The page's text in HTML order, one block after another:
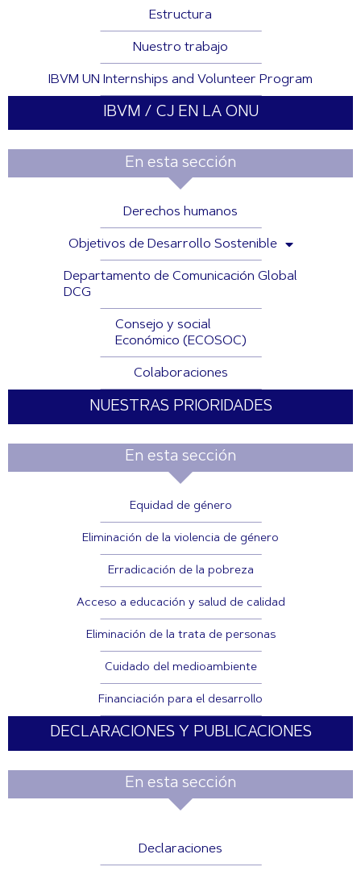
Estructura
Nuestro trabajo
IBVM UN Internships and Volunteer Program
IBVM / CJ EN LA ONU
En esta sección
Derechos humanos
Objetivos de Desarrollo Sostenible
Departamento de Comunicación Global
DCG
Consejo y social
Económico (ECOSOC)
Colaboraciones
NUESTRAS PRIORIDADES
En esta sección
Equidad de género
Eliminación de la violencia de género
Erradicación de la pobreza
Acceso a educación y salud de calidad
Eliminación de la trata de personas
Cuidado del medioambiente
Financiación para el desarrollo
DECLARACIONES Y PUBLICACIONES
En esta sección
Declaraciones